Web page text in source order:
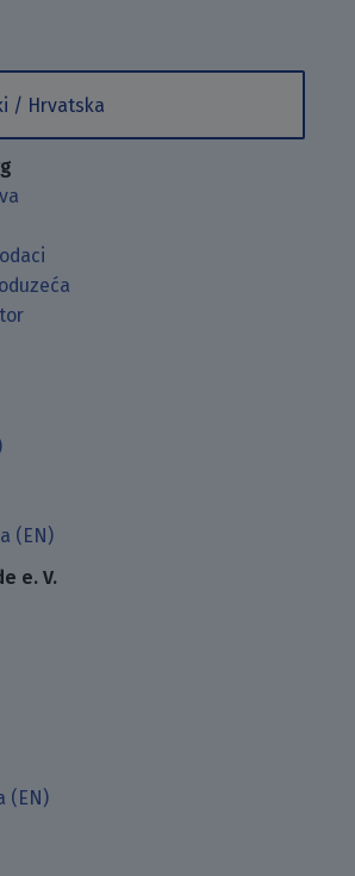
na naš blog koristeći
nas na GitHubu.
s nama putem
/ Hrvatska
(EN)
e. V.
(EN)